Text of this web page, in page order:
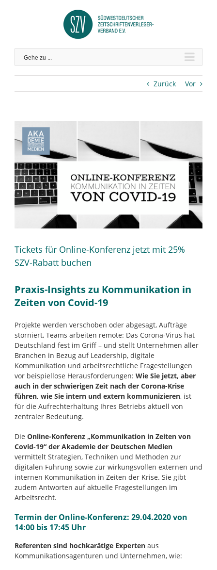
Gehe zu ...
Zurück Vor
Zeige
grösseres
Bild
Tickets für Online-Konferenz jetzt mit 25%
SZV-Rabatt buchen
Praxis-Insights zu Kommunikation in
Zeiten von Covid-19
Projekte werden verschoben oder abgesagt, Aufträge
storniert, Teams arbeiten remote: Das Corona-Virus hat
Deutschland fest im Griff – und stellt Unternehmen aller
Branchen in Bezug auf Leadership, digitale
Kommunikation und arbeitsrechtliche Fragestellungen
vor beispiellose Herausforderungen: Wie Sie jetzt, aber
auch in der schwierigen Zeit nach der Corona-Krise
führen, wie Sie intern und extern kommunizieren, ist
für die Aufrechterhaltung Ihres Betriebs aktuell von
zentraler Bedeutung.
Die Online-Konferenz „Kommunikation in Zeiten von
Covid-19“ der Akademie der Deutschen Medien
vermittelt Strategien, Techniken und Methoden zur
digitalen Führung sowie zur wirkungsvollen externen und
internen Kommunikation in Zeiten der Krise. Sie gibt
zudem Antworten auf aktuelle Fragestellungen im
Arbeitsrecht.
Termin der Online-Konferenz: 29.04.2020 von
14:00 bis 17:45 Uhr
Referenten sind hochkarätige Experten aus
Kommunikationsagenturen und Unternehmen, wie: